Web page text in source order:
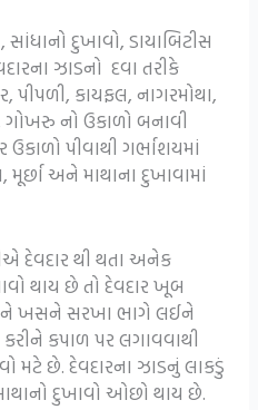
દુખાવો, ડાયાબિટીસ
ઝાડનો દવા તરીકે
પીપળી, કાયફલ, નાગરમોથા,
ગોખરુ નો ઉકાળો બનાવી
ઉકાળો પીવાથી ગર્ભાશયમાં
અને માથાના દુખાવામાં
દેવદાર થી થતા અનેક
થાય છે તો દેવદાર ખૂબ
અને ખસને સરખા ભાગે લઈને
કપાળ પર લગાવવાથી
મટે છે. દેવદારના ઝાડનું લાકડું
દુખાવો ઓછો થાય છે.